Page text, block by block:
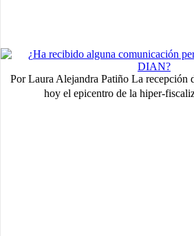
Por Laura Alejandra Patiño La recepción
hoy el epicentro de la hiper-